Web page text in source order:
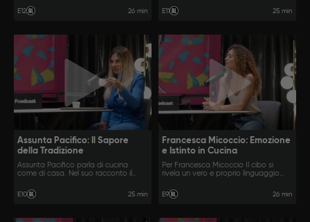
identità e adrenalina della
sperimentazione.
E12 26 min
equilibrio tra rigore e pura emozione.
E11 25 min
Assunta Pacifico: Il Sapore
della Tradizione
Assunta Pacifico parla di cucina
come di casa. Nel suo racconto il
d’amore, un modo per tenere vivi i
ricordi e la propria identità.
E10 25 min
Francesca Micoccio: Emozione
e Istinto in Cucina
Per Francesca Micoccio Il cibo si
rivela un vero e proprio linguaggio
sua sensibilità e il suo carattere
deciso.
E9 26 min